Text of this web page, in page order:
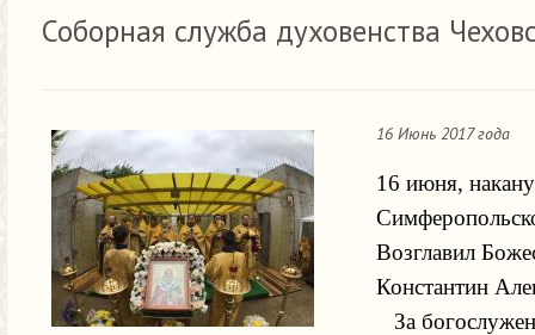
Соборная служба духовенства
16 Июнь 2017 года
16 июня,
Возглавил
Константин
За